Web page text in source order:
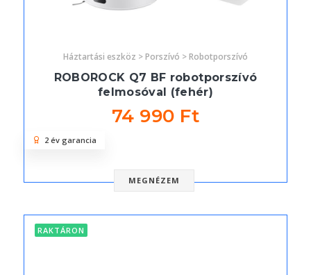
Háztartási eszköz > Porszívó > Robotporszívó
ROBOROCK Q7 BF robotporszívó
felmosóval (fehér)
74 990 Ft
MEGNÉZEM
2 év garancia
RAKTÁRON